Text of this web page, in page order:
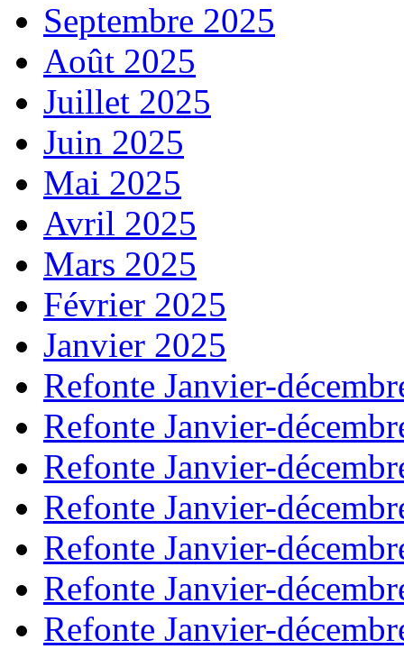
Septembre 2025
Août 2025
Juillet 2025
Juin 2025
Mai 2025
Avril 2025
Mars 2025
Février 2025
Janvier 2025
Refonte Janvier-
Refonte Janvier-
Refonte Janvier-
Refonte Janvier-
Refonte Janvier-
Refonte Janvier-
Refonte Janvier-